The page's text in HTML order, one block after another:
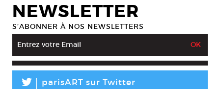
NEWSLETTER
S’ABONNER À NOS NEWSLETTERS
L parisART sur Twitter